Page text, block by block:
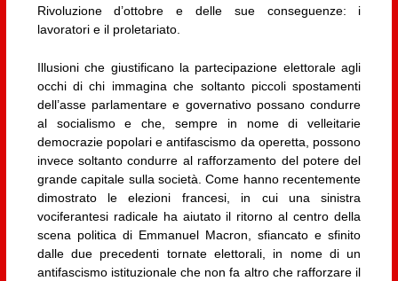
Rivoluzione d’ottobre e delle sue conseguenze: i
lavoratori e il proletariato.
Illusioni che giustificano la partecipazione elettorale agli
occhi di chi immagina che soltanto piccoli spostamenti
dell’asse parlamentare e governativo possano condurre
al socialismo e che, sempre in nome di velleitarie
democrazie popolari e antifascismo da operetta, possono
invece soltanto condurre al rafforzamento del potere del
grande capitale sulla società. Come hanno recentemente
dimostrato le elezioni francesi, in cui una sinistra
vociferantesi radicale ha aiutato il ritorno al centro della
scena politica di Emmanuel Macron, sfiancato e sfinito
dalle due precedenti tornate elettorali, in nome di un
antifascismo istituzionale che non fa altro che rafforzare il